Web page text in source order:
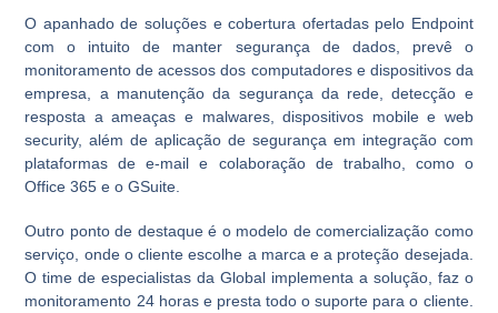
O apanhado de soluções e cobertura ofertadas pelo Endpoint
com o intuito de manter segurança de dados, prevê o
monitoramento de acessos dos computadores e dispositivos da
empresa, a manutenção da segurança da rede, detecção e
resposta a ameaças e malwares, dispositivos mobile e web
security, além de aplicação de segurança em integração com
plataformas de e-mail e colaboração de trabalho, como o
Office 365 e o GSuite.
Outro ponto de destaque é o modelo de comercialização como
serviço, onde o cliente escolhe a marca e a proteção desejada.
O time de especialistas da Global implementa a solução, faz o
monitoramento 24 horas e presta todo o suporte para o cliente.